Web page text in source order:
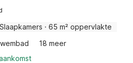
· 65 m² oppervlakte
18 meer